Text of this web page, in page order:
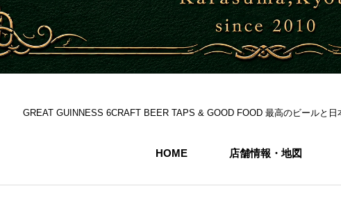
GREAT GUINNESS 6CRAFT BEER TAPS & GOOD FOOD 最高のビールと日
HOME 店舗情報・地図